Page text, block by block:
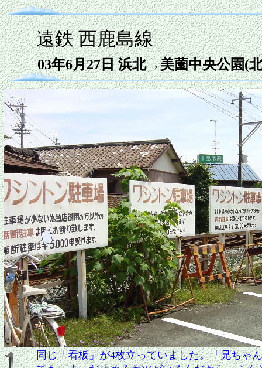
遠鉄 西鹿島線
03年6月27日 浜北→美薗中央公園(
同じ「看板」が4枚立っていました。「兄ちゃ